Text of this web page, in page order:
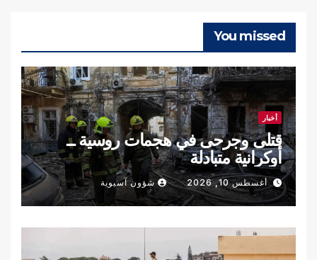
You missed
أخبار
قتلى وجرحى في هجمات روسية ــ
أوكرانية متبادلة
أغسطس 10, 2026 شؤون آسيوية